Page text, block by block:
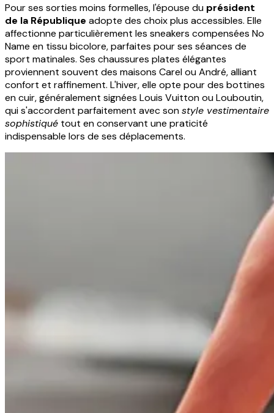
Pour ses sorties moins formelles, l'épouse du président
de la République adopte des choix plus accessibles. Elle
affectionne particulièrement les sneakers compensées No
Name en tissu bicolore, parfaites pour ses séances de
sport matinales. Ses chaussures plates élégantes
proviennent souvent des maisons Carel ou André, alliant
confort et raffinement. L'hiver, elle opte pour des bottines
en cuir, généralement signées Louis Vuitton ou Louboutin,
qui s'accordent parfaitement avec sonstyle vestimentaire
sophistiqué tout en conservant une praticité
indispensable lors de ses déplacements.